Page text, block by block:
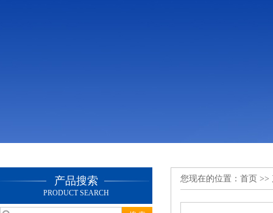
产品搜索
PRODUCT SEARCH
您现在的位置： 首页 >>